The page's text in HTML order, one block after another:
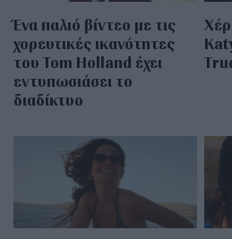
Ένα παλιό βίντεο με τις
χορευτικές ικανότητες
του Tom Holland έχει
εντυπωσιάσει το
διαδίκτυο